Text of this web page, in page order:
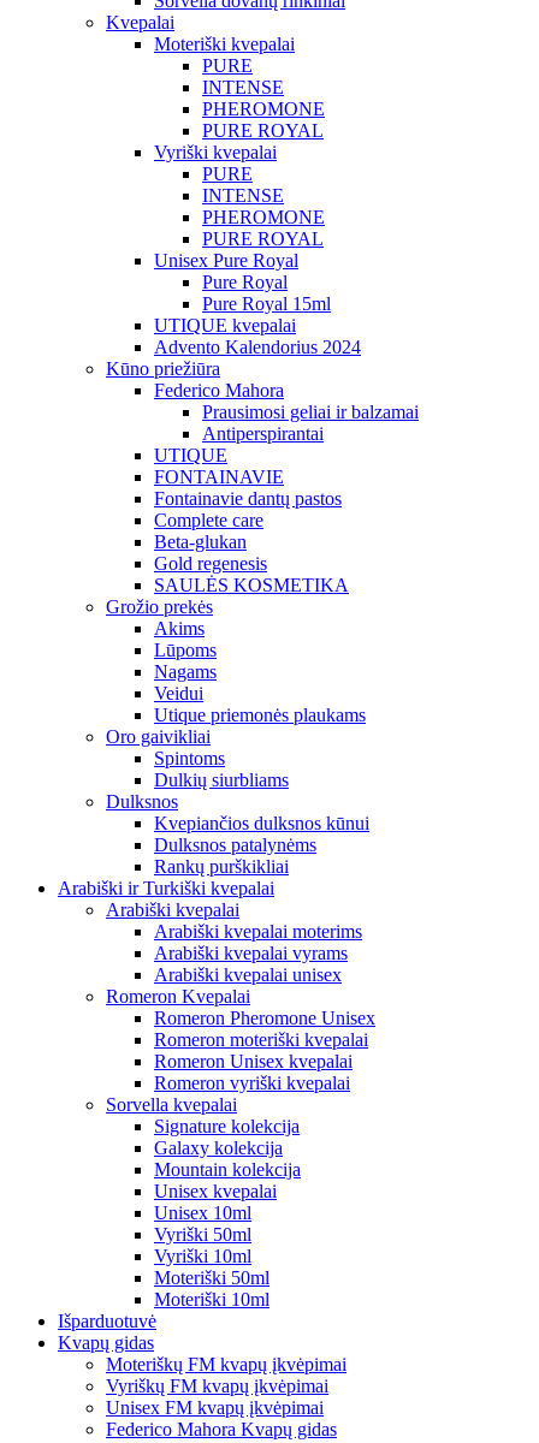
Kvepalai
Moteriški kvepalai
PURE
INTENSE
PHEROMONE
PURE ROYAL
Vyriški kvepalai
PURE
INTENSE
PHEROMONE
PURE ROYAL
Unisex Pure Royal
Pure Royal
Pure Royal 15ml
UTIQUE kvepalai
Advento Kalendorius 2024
Kūno priežiūra
Federico Mahora
Prausimosi geliai ir balzamai
Antiperspirantai
UTIQUE
FONTAINAVIE
Fontainavie dantų pastos
Complete care
Beta-glukan
Gold regenesis
SAULĖS KOSMETIKA
Grožio prekės
Akims
Lūpoms
Nagams
Veidui
Utique priemonės plaukams
Oro gaivikliai
Spintoms
Dulkių siurbliams
Dulksnos
Kvepiančios dulksnos kūnui
Dulksnos patalynėms
Rankų purškikliai
Arabiški ir Turkiški kvepalai
Arabiški kvepalai
Arabiški kvepalai moterims
Arabiški kvepalai vyrams
Arabiški kvepalai unisex
Romeron Kvepalai
Romeron Pheromone Unisex
Romeron moteriški kvepalai
Romeron Unisex kvepalai
Romeron vyriški kvepalai
Sorvella kvepalai
Signature kolekcija
Galaxy kolekcija
Mountain kolekcija
Unisex kvepalai
Unisex 10ml
Vyriški 50ml
Vyriški 10ml
Moteriški 50ml
Moteriški 10ml
Išparduotuvė
Kvapų gidas
Moteriškų FM kvapų įkvėpimai
Vyriškų FM kvapų įkvėpimai
Unisex FM kvapų įkvėpimai
Federico Mahora Kvapų gidas